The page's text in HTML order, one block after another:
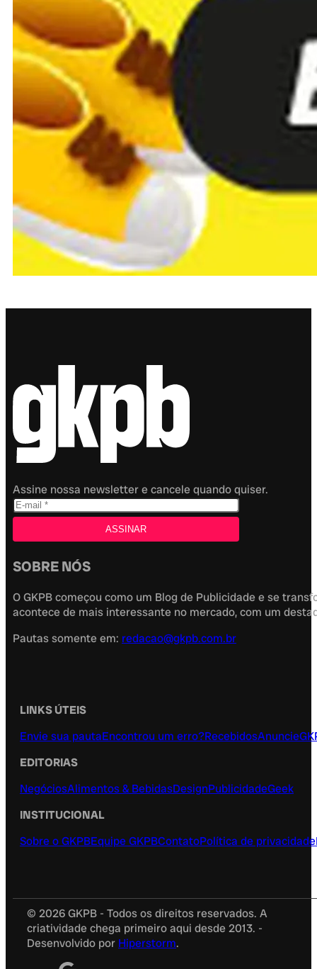
Assine nossa newsletter e cancele quando quiser.
SOBRE NÓS
O GKPB começou como um Blog de Publicidade e se
acontece de mais interessante no mercado, com um
Pautas somente em: redacao@gkpb.com.br
LINKS ÚTEIS
Envie sua pautaEncontrou um erro?RecebidosAnuncie
EDITORIAS
NegóciosAlimentos & BebidasDesignPublicidadeGeek
INSTITUCIONAL
Sobre o GKPBEquipe GKPBContatoPolítica de privacidade
© 2026 GKPB - Todos os direitos reservados. A
criatividade chega primeiro aqui desde 2013. -
Desenvolvido por Hiperstorm.